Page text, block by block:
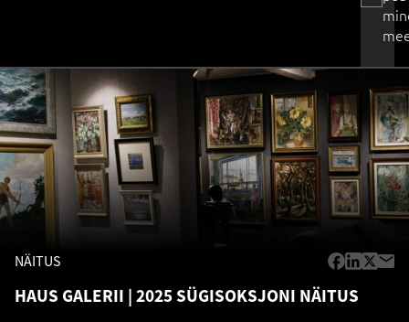
NÄITUS
HAUS GALERII 2025 SÜGISOKSJONI NÄITUS